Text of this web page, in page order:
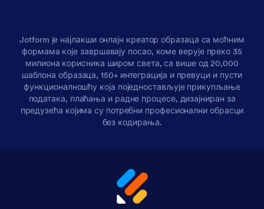
Jotform је најлакши онлајн креатор образаца са моћним
формама које завршавају посао, коме верује преко 35
милиона корисника широм света, са више од 20,000
шаблона образаца, 150+ интеграција и превуци и пусти
функционалношћу која поједностављује прикупљање
података, плаћања и радне процесе, дизајниран за
предузећа којима су потребни професионални обрасци
без кодирања.